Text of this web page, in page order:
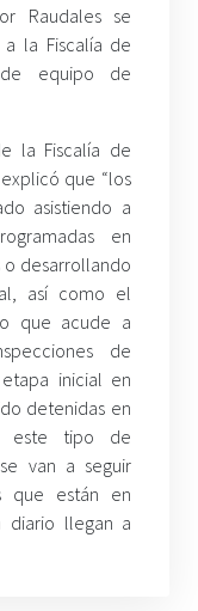
Raudales se
la Fiscalía de
equipo de
la Fiscalía de
que “los
asistiendo a
en
o desarrollando
así como el
que acude a
de
inicial en
detenidas en
este tipo de
van a seguir
que están en
diario llegan a